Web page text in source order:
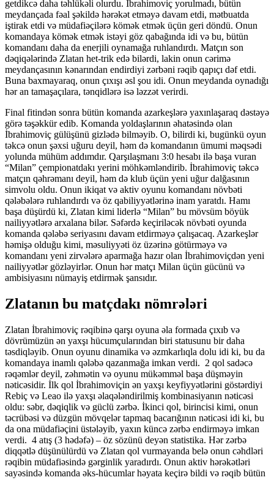
getdikcə daha təhlükəli olurdu. İbrahimoviç yorulmadı, bütün
meydançada fəal şəkildə hərəkət etməyə davam etdi, mətbuatda
iştirak etdi və müdafiəçilərə kömək etmək üçün geri döndü. Onun
komandaya kömək etmək istəyi göz qabağında idi və bu, bütün
komandanı daha da enerjili oynamağa ruhlandırdı. Matçın son
dəqiqələrində Zlatan het-trik edə bilərdi, lakin onun cərimə
meydançasının kənarından endirdiyi zərbəni rəqib qapıçı dəf etdi.
Buna baxmayaraq, onun çıxışı əsl şou idi. Onun meydanda oynadığı
hər an tamaşaçılara, tənqidlərə isə ləzzət verirdi.
Final fitindən sonra bütün komanda azarkeşlərə yaxınlaşaraq dəstəyə
görə təşəkkür edib. Komanda yoldaşlarının əhatəsində olan
İbrahimoviç gülüşünü gizlədə bilməyib. O, bilirdi ki, bugünkü oyun
təkcə onun şəxsi uğuru deyil, həm də komandanın ümumi məqsədi
yolunda mühüm addımdır. Qarşılaşmanı 3:0 hesabı ilə başa vuran
“Milan” çempionatdakı yerini möhkəmləndirib. İbrahimoviç təkcə
matçın qəhrəmanı deyil, həm də klub üçün yeni uğur dalğasının
simvolu oldu. Onun ikiqat və aktiv oyunu komandanı növbəti
qələbələrə ruhlandırdı və öz qabiliyyətlərinə inam yaratdı. Hamı
başa düşürdü ki, Zlatan kimi liderlə “Milan” bu mövsüm böyük
nailiyyətlərə arxalana bilər. Səfərdə keçiriləcək növbəti oyunda
komanda qələbə seriyasını davam etdirməyə çalışacaq. Azarkeşlər
həmişə olduğu kimi, məsuliyyəti öz üzərinə götürməyə və
komandanı yeni zirvələrə aparmağa hazır olan İbrahimoviçdən yeni
nailiyyətlər gözləyirlər. Onun hər matçı Milan üçün gücünü və
ambisiyasını nümayiş etdirmək şansıdır.
Zlatanın bu matçdakı nömrələri
Zlatan İbrahimoviç rəqibinə qarşı oyuna əla formada çıxıb və
dövrümüzün ən yaxşı hücumçularından biri statusunu bir daha
təsdiqləyib. Onun oyunu dinamika və əzmkarlıqla dolu idi ki, bu da
komandaya inamlı qələbə qazanmağa imkan verdi. 2 qol sadəcə
rəqəmlər deyil, zəhmətin və oyunu mükəmməl başa düşməyin
nəticəsidir. İlk qol İbrahimoviçin ən yaxşı keyfiyyətlərini göstərdiyi
Rebiç və Leao ilə yaxşı əlaqələndirilmiş kombinasiyanın nəticəsi
oldu: səbr, dəqiqlik və güclü zərbə. İkinci qol, birincisi kimi, onun
təcrübəsi və düzgün mövqelər tapmaq bacarığının nəticəsi idi ki, bu
da ona müdafiəçini üstələyib, yaxın küncə zərbə endirməyə imkan
verdi. 4 atış (3 hədəfə) – öz sözünü deyən statistika. Hər zərbə
diqqətlə düşünülürdü və Zlatan qol vurmayanda belə onun cəhdləri
rəqibin müdafiəsində gərginlik yaradırdı. Onun aktiv hərəkətləri
sayəsində komanda əks-hücumlar həyata keçirə bildi və rəqib bütün